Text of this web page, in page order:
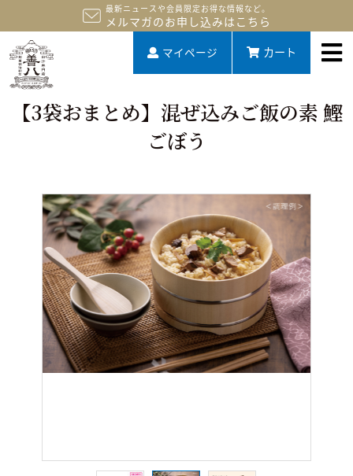
最新ニュースや会員限定お得な情報など。
メルマガのお申し込みはこちら
マイページ カート
【3袋おまとめ】混ぜ込みご飯の素 鰹
ごぼう